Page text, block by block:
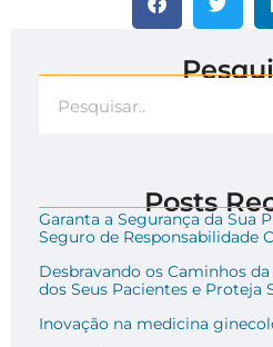
Posts
Garanta a Segurança da Sua
Seguro de Responsabilidade
Desbravando os Caminhos
dos Seus Pacientes e Proteja
Inovação na medicina